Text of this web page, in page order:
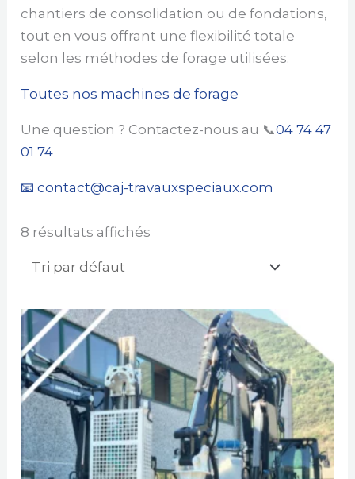
chantiers de consolidation ou de fondations,
tout en vous offrant une flexibilité totale
selon les méthodes de forage utilisées.
Toutes nos machines de forage
Une question ? Contactez-nous au 📞04 74 47
01 74
📧 contact@caj-travauxspeciaux.com
8 résultats affichés